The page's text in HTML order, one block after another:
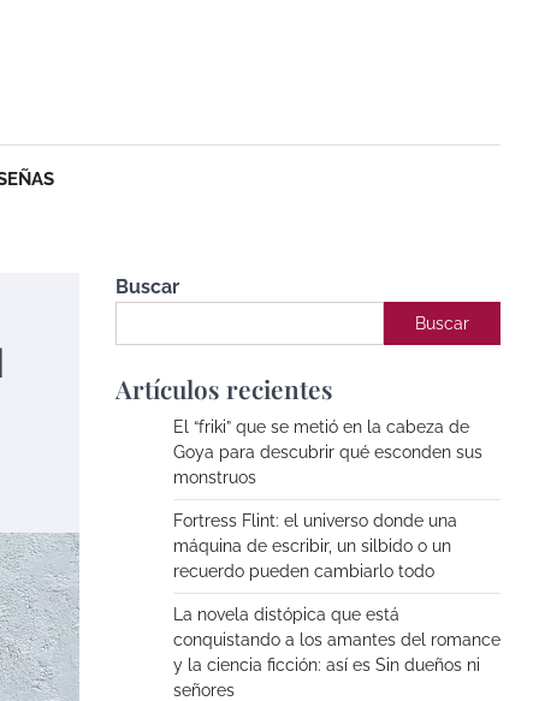
Buscar
Buscar
Artículos recientes
El “friki” que se metió en la cabeza de
Goya para descubrir qué esconden sus
monstruos
Fortress Flint: el universo donde una
máquina de escribir, un silbido o un
recuerdo pueden cambiarlo todo
La novela distópica que está
conquistando a los amantes del romance
y la ciencia ficción: así es Sin dueños ni
señores